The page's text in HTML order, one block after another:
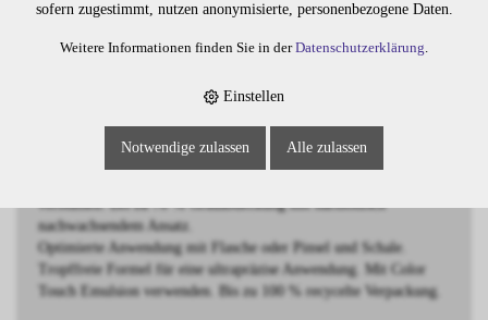
Haartönung für ultimativen Glanz und strahlende Haarfarben.
Farbsicherheit und somit noch zuverlässigere Farbergebnisse -
Vegan, frei von Ammoniak, Silikonen und Mineralöl.
Mehr als 90 lebendige Farbtöne, untereinander mischbar.
verblassen. Bis zu 70 % Grauabdeckung mit harmonisch
nachwachsendem Ansatz.
Optimierte Anwendung mit Flasche oder Pinsel und Schale.
Tropffreie Formel für eine ultrapräzise Anwendung. Mit Color
Touch Emulsion verwenden. Bis zu 100 % recycelte Verpackung.
sofern zugestimmt, nutzen anonymisierte, personenbezogene Daten.
Weitere Informationen finden Sie in derDatenschutzerklärung.
Einstellen
Notwendige zulassen Alle zulassen